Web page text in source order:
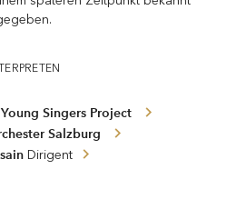
Singers Project
Salzburg
Dirigent